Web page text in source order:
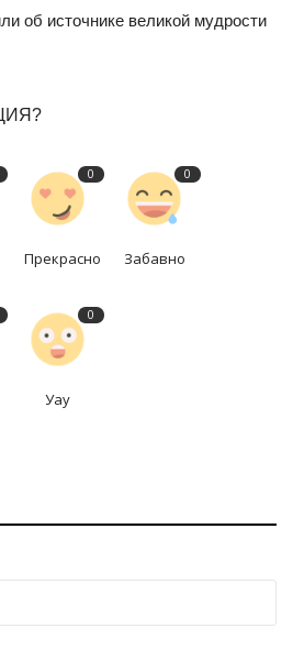
об источнике великой мудрости
0
Прекрасно
0
Забавно
0
Уау